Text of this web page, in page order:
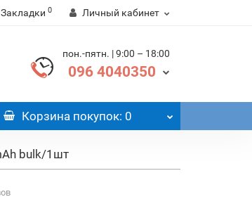
Закладки 0 Личный кабинет
пон.-пятн. | 9:00 – 18:00
096 4040350
Корзина покупок: 0
bulk/1шт